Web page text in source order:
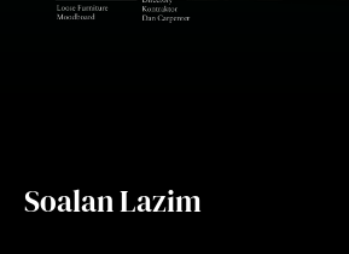
Soalan Lazim